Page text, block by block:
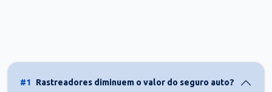
#1 Rastreadores diminuem o valor do seguro auto?